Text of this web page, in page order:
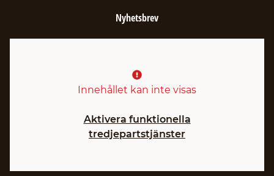
Nyhetsbrev
Innehållet kan inte visas
Aktivera funktionella
tredjepartstjänster